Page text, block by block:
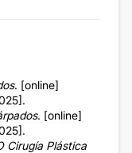
. [online]
. [online]
Cirugía Plástica